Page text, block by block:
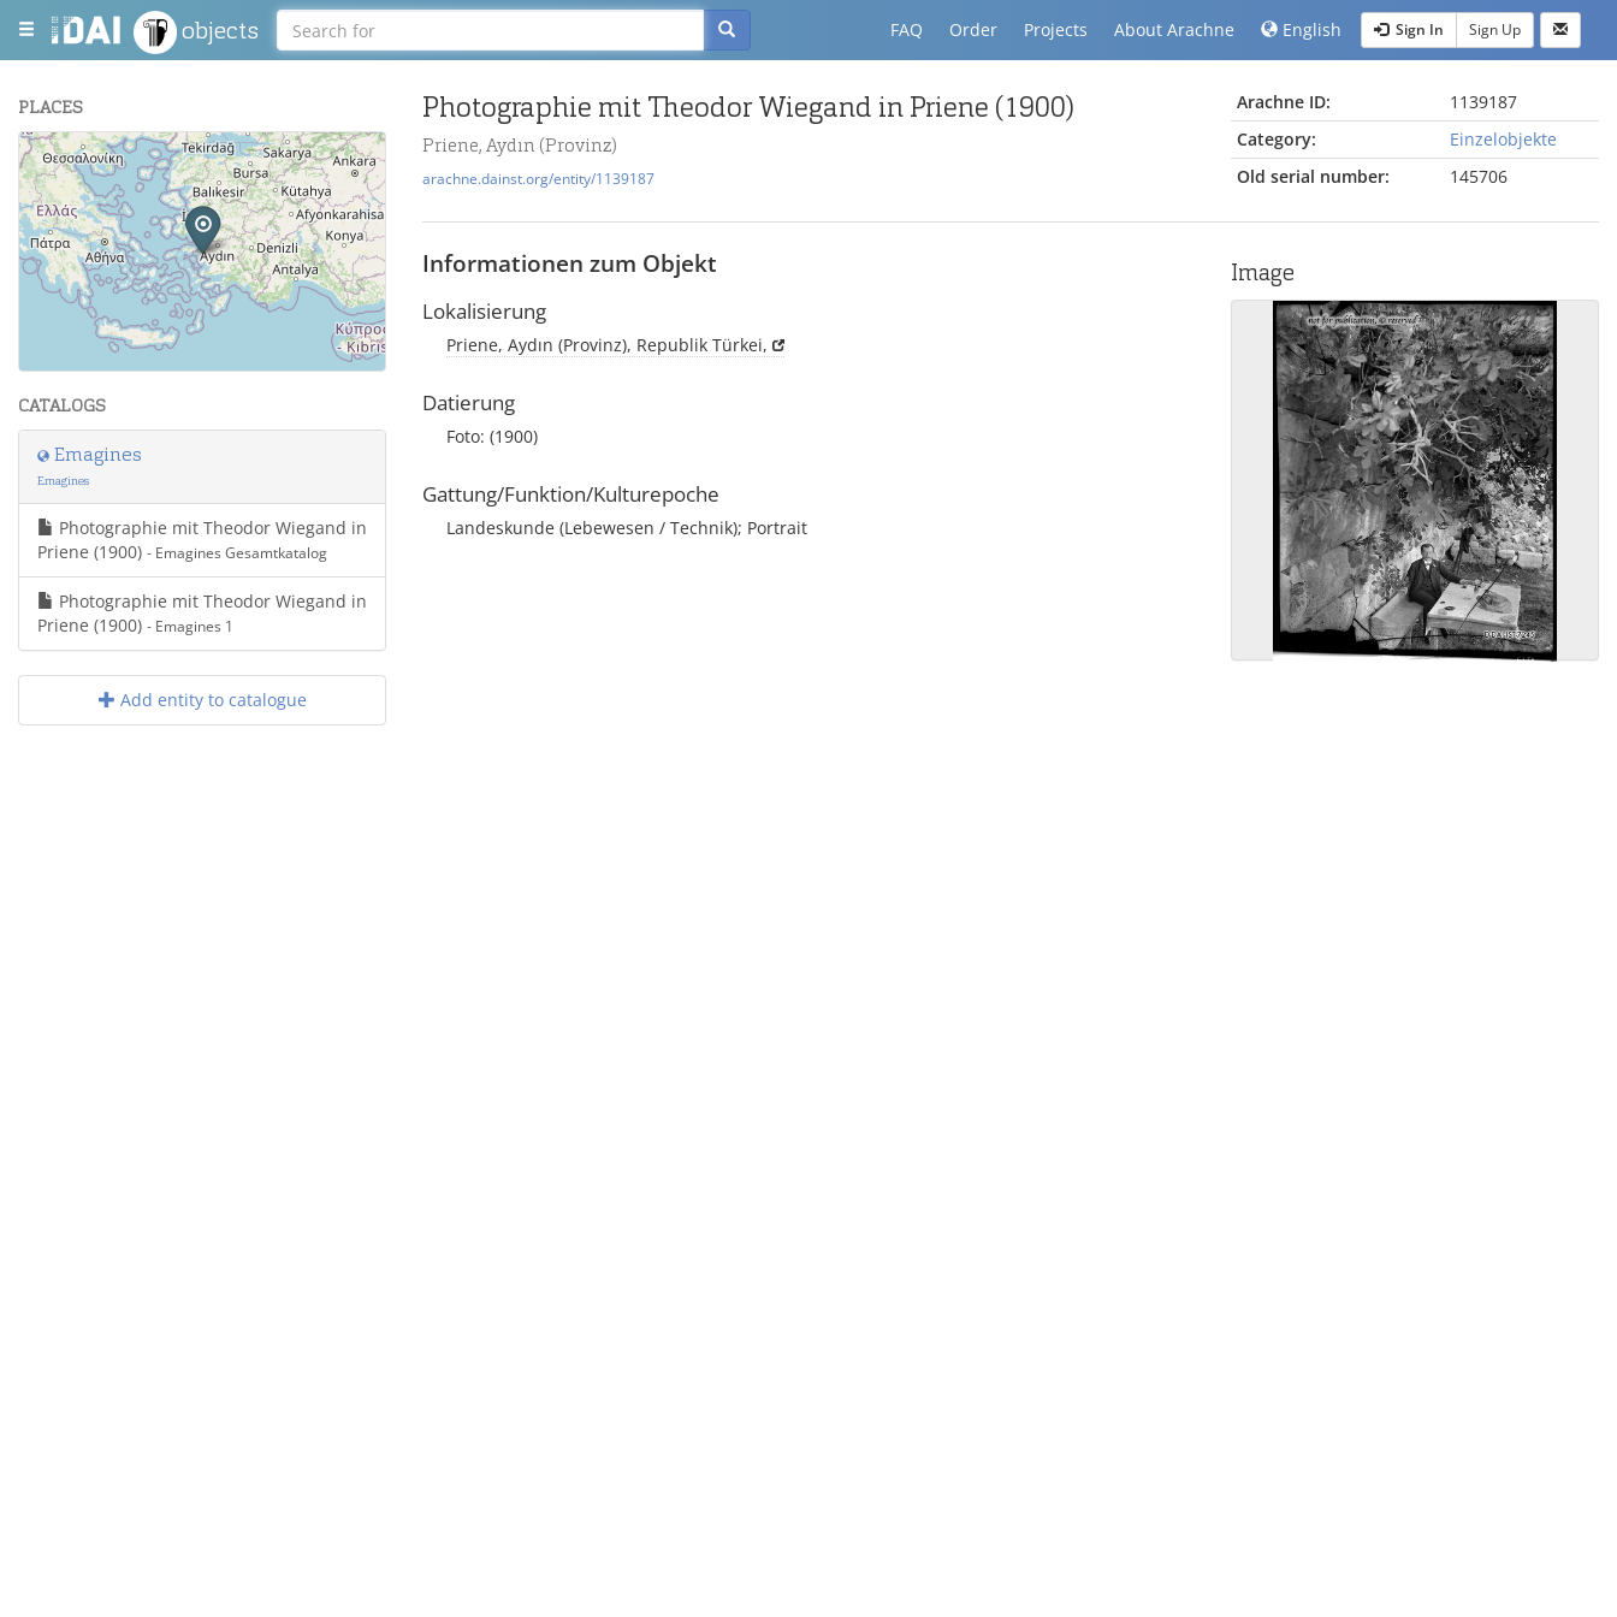
objects FAQ Order Projects About Arachne English Sign In Sign Up
PLACES
+
−
OpenStreetMap.
CATALOGS
Emagines
Emagines
Photographie mit Theodor Wiegand in
Priene (1900) - Emagines Gesamtkatalog
Photographie mit Theodor Wiegand in
Priene (1900) - Emagines 1
Add entity to catalogue
Photographie mit Theodor Wiegand in Priene (1900)
Priene, Aydın (Provinz)
arachne.dainst.org/entity/1139187
Arachne ID:
1139187
Category:
Einzelobjekte
Old serial number:
145706
Informationen zum Objekt
Lokalisierung
Priene, Aydın (Provinz), Republik Türkei,
Datierung
Foto: (1900)
Gattung/Funktion/Kulturepoche
Landeskunde (Lebewesen / Technik); Portrait
Image